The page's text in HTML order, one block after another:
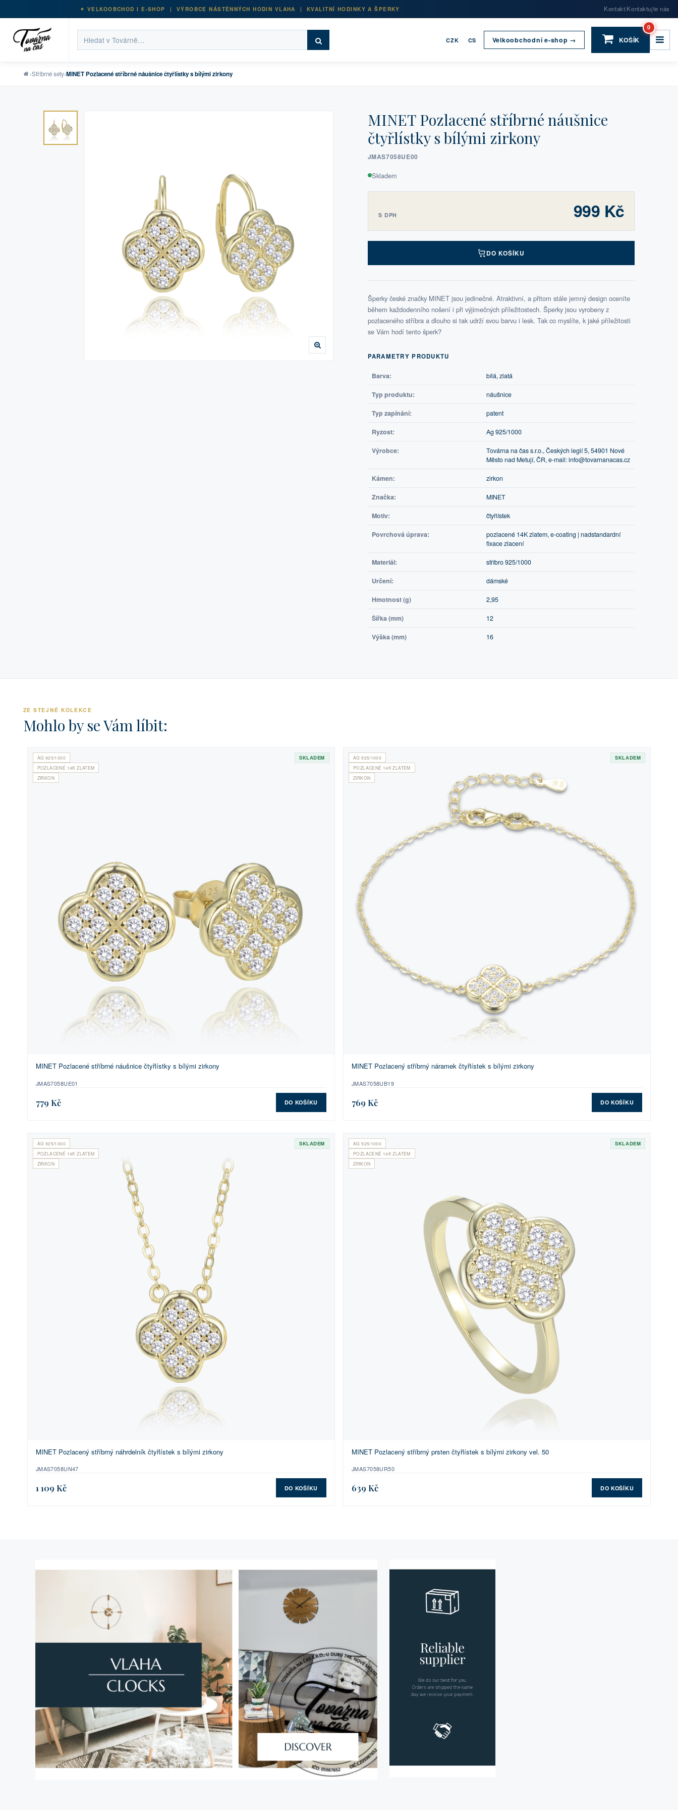
VELKOOBCHOD I E-SHOP | VÝROBCE NÁSTĚNNÝCH HODIN VLAHA | KVALITNÍ HODINKY A ŠPERKY Kontakt|Kontaktujte nás
CZK CS Velkoobchodní e-shop → KOŠÍK
0
›Stříbrné sety›MINET Pozlacené stříbrné náušnice čtyřlístky s bílými zirkony
MINET Pozlacené stříbrné náušnice
čtyřlístky s bílými zirkony
JMAS7058UE00
Skladem
S DPH 999 Kč
DO KOŠÍKU
Šperky české značky MINET jsou jedinečné. Atraktivní, a přitom stále jemný design oceníte
během každodenního nošení i při výjimečných příležitostech. Šperky jsou vyrobeny z
pozlaceného stříbra a dlouho si tak udrží svou barvu i lesk. Tak co myslíte, k jaké příležitosti
se Vám hodí tento šperk?
PARAMETRY PRODUKTU
Barva: bílá, zlatá
Typ produktu: náušnice
Typ zapínání: patent
Ryzost: Ag 925/1000
Výrobce:
Továrna na čas s.r.o., Českých legií 5, 54901 Nové
Město nad Metují, ČR, e-mail: info@tovarnanacas.cz
Kámen: zirkon
Značka: MINET
Motiv: čtyřlístek
Povrchová úprava:
pozlacené 14K zlatem, e-coating | nadstandardní
fixace zlacení
Materiál: stříbro 925/1000
Určení: dámské
Hmotnost (g) 2,95
Šířka (mm) 12
Výška (mm) 16
ZE STEJNÉ KOLEKCE
Mohlo by se Vám líbit:
AG 925/1000
POZLACENÉ 14K ZLATEM
ZIRKON
SKLADEM
MINET Pozlacené stříbrné náušnice čtyřlístky s bílými zirkony
JMAS7058UE01
779 Kč DO KOŠÍKU
AG 925/1000
POZLACENÉ 14K ZLATEM
ZIRKON
SKLADEM
MINET Pozlacený stříbrný náramek čtyřlístek s bílými zirkony
JMAS7058UB19
769 Kč DO KOŠÍKU
AG 925/1000
POZLACENÉ 14K ZLATEM
ZIRKON
SKLADEM
MINET Pozlacený stříbrný náhrdelník čtyřlístek s bílými zirkony
JMAS7058UN47
1 109 Kč DO KOŠÍKU
AG 925/1000
POZLACENÉ 14K ZLATEM
ZIRKON
SKLADEM
MINET Pozlacený stříbrný prsten čtyřlístek s bílými zirkony vel. 50
JMAS7058UR50
639 Kč DO KOŠÍKU